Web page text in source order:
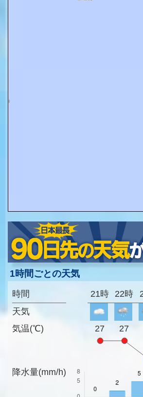
1時間ごとの天気
時間
天気
気温(℃)
降水量(mm/h)
21時 22時
27 27